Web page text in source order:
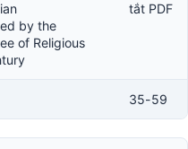
by the
of Religious
tắt PDF
35-59